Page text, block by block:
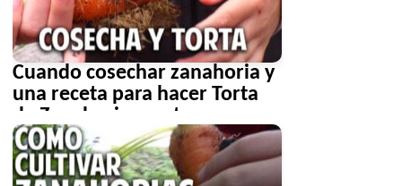
Cuando cosechar zanahoria y
una receta para hacer Torta
de Zanahoria que te
sorprenderá